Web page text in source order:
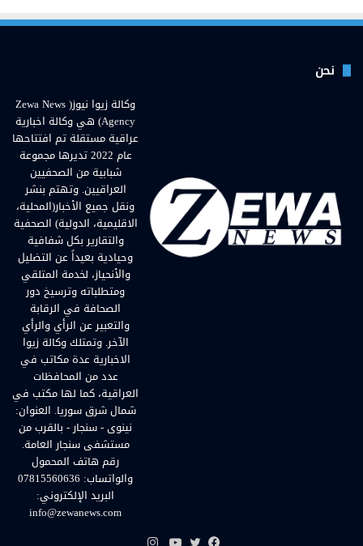
نحن
وكالة زيوا نيوز( Zewa News
Agency) هي وكالة اخبارية
عراقية مستقلة تم افتتاحها
عام 2022 تديرها مجموعة
شبابية من الصحفيين
العراقيين. وتهتم بنشر
ونقل جميع الأخبار(المحلية،
الاقليمية، الدولية) الصحفية
والتقارير بكل شفافية
وحيادية بعيداً عن التضليل
والأنحياز، لخدمة المتلقي
ومتطلباته وترسيخ دور
الصحافة في الرقابة
والتعبير عن الرأي والرأي
الآخر. وتمتلك وكالة زيوا
الاخبارية عدة مكاتب في
عدد من المحافظات
العراقية، كما لها مكتب في
شمال شرق سوريا. العنوان:
نينوى - سنجار - بالقرب من
مستشفى سنجار العامة.
رقم هاتف المحمول
والواتساب: 07815560636
البريد الإلكتروني:
info@zewanews.com